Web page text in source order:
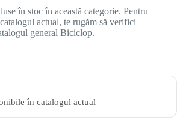
în stoc în această categorie. Pentru
actual, te rugăm să verifici
general Biciclop.
în catalogul actual